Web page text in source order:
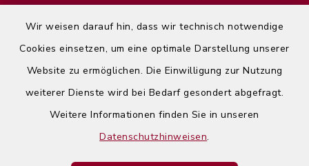
Wir weisen darauf hin, dass wir technisch notwendige
Cookies einsetzen, um eine optimale Darstellung unserer
Website zu ermöglichen. Die Einwilligung zur Nutzung
weiterer Dienste wird bei Bedarf gesondert abgefragt.
Weitere Informationen finden Sie in unseren
Datenschutzhinweisen.
Error
Failed to load assistant data
Refresh Page